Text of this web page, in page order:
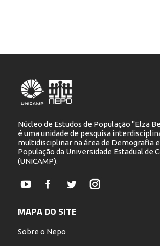
Núcleo de Estudos de População "Elza
é uma unidade de pesquisa
multidisciplinar na área de Demografia e
População da Universidade Estadual de
(UNICAMP).
YouTubeFacebookTwitterInstagram
MAPA DO SITE
Sobre o Nepo